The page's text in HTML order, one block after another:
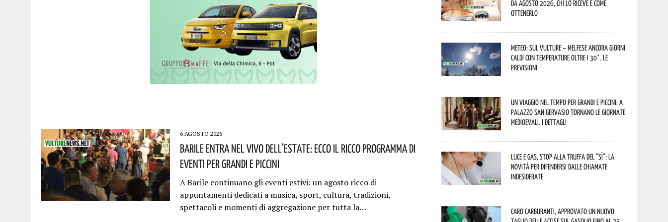
6 AGOSTO 2026
Barile Entra Nel Vivo Dell’estate: Ecco Il Ricco Programma Di
Eventi Per Grandi E Piccini
A Barile continuano gli eventi estivi: un agosto ricco di
appuntamenti dedicati a musica, sport, cultura, tradizioni,
spettacoli e momenti di aggregazione per tutta la…
da agosto 2026, chi lo riceve e come
ottenerlo
Meteo: sul Vulture – melfese ancora giorni
caldi con temperature oltre i 30°. Le
previsioni
Un viaggio nel tempo per grandi e piccini: a
Palazzo San Gervasio tornano le Giornate
Medioevali. I dettagli
Luce e gas, stop alla truffa del “Sì”: la
novità per difendersi dalle chiamate
indesiderate
Caro carburanti, approvato un nuovo